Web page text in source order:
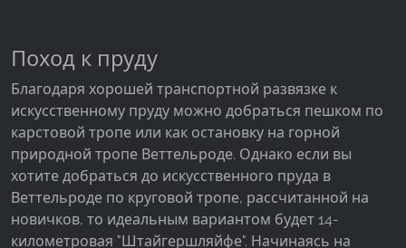
Поход к пруду
Благодаря хорошей транспортной развязке к
искусственному пруду можно добраться пешком по
карстовой тропе или как остановку на горной
природной тропе Веттельроде. Однако если вы
хотите добраться до искусственного пруда в
Веттельроде по круговой тропе, рассчитанной на
новичков, то идеальным вариантом будет 14-
километровая "Штайгершляйфе". Начинаясь на